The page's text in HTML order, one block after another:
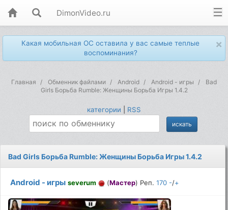
DimonVideo.ru
×
Какая мобильная ОС оставила у вас самые теплые
воспоминания?
Главная Обменник файлами Android Android - игры
Bad
Girls Борьба Rumble: Женщины Борьба Игры 1.4.2
категории RSS
Bad Girls Борьба Rumble: Женщины Борьба Игры 1.4.2
Android - игры severum (Мастер) Реп.170 -/+